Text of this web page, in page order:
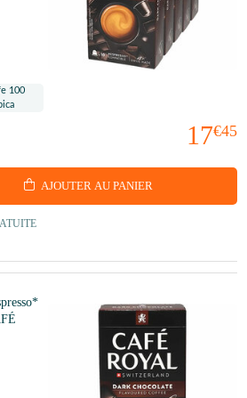
17€45
AJOUTER AU PANIER